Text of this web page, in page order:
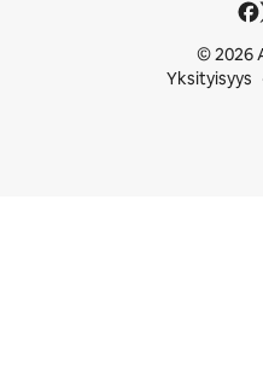
© 2026
Yksityisyys